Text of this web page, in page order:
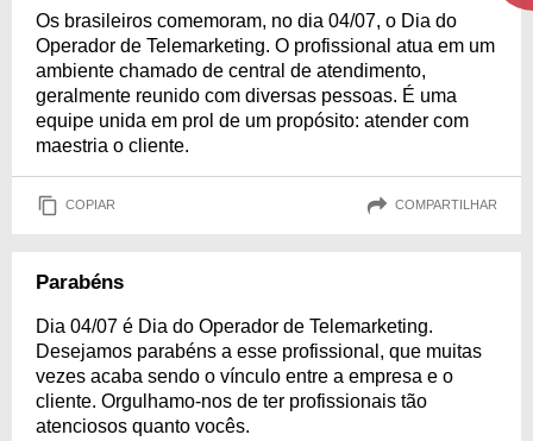
Os brasileiros comemoram, no dia 04/07, o Dia do
Operador de Telemarketing. O profissional atua em um
ambiente chamado de central de atendimento,
geralmente reunido com diversas pessoas. É uma
equipe unida em prol de um propósito: atender com
maestria o cliente.
COPIAR COMPARTILHAR
Parabéns
Dia 04/07 é Dia do Operador de Telemarketing.
Desejamos parabéns a esse profissional, que muitas
vezes acaba sendo o vínculo entre a empresa e o
cliente. Orgulhamo-nos de ter profissionais tão
atenciosos quanto vocês.